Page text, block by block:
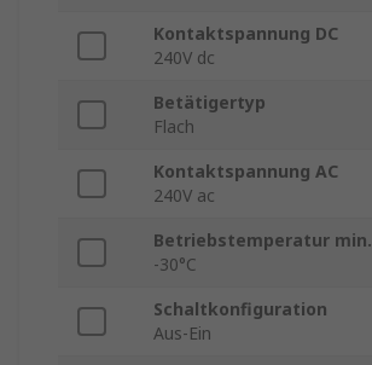
Kontaktspannung DC
240V dc
Betätigertyp
Flach
Kontaktspannung AC
240V ac
Betriebstemperatur min.
-30°C
Schaltkonfiguration
Aus-Ein